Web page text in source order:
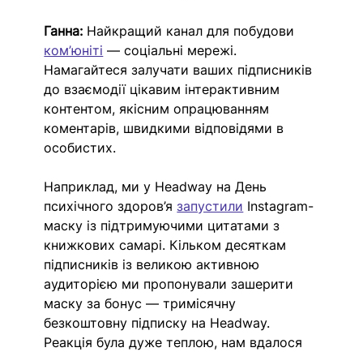
Ганна: Найкращий канал для побудови
ком’юніті — соціальні мережі.
Намагайтеся залучати ваших підписників
до взаємодії цікавим інтерактивним
контентом, якісним опрацюванням
коментарів, швидкими відповідями в
особистих.
Наприклад, ми у Headway на День
психічного здоров’я запустили Instagram-
маску із підтримуючими цитатами з
книжкових самарі. Кільком десяткам
підписників із великою активною
аудиторією ми пропонували зашерити
маску за бонус — тримісячну
безкоштовну підписку на Headway.
Реакція була дуже теплою, нам вдалося